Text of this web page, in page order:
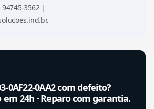
94745-3562 |
0AF22-0AA2 com defeito?
em 24h · Reparo com garantia.